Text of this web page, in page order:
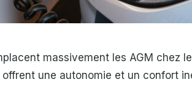
massivement les AGM chez
une autonomie et un confort